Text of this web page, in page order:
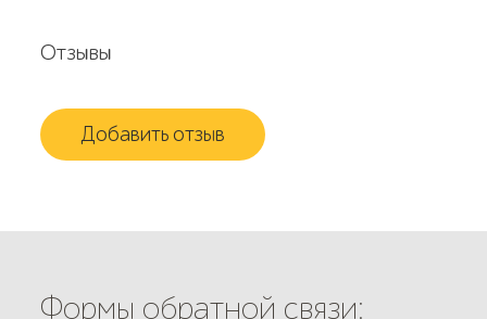
Отзывы
Добавить отзыв
Формы обратной связи: